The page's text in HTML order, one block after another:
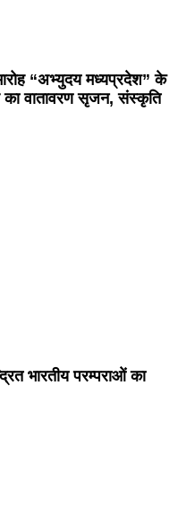
“अभ्युदय मध्यप्रदेश” के
का वातावरण सृजन, संस्कृति
भारतीय परम्पराओं का